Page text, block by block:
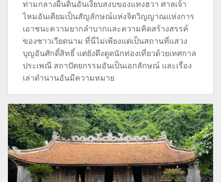
ท่ามกลางผืนดินอันเงียบสงบของแทงฮวา ศาลเจ้า
ไหมอันเตียมเป็นสัญลักษณ์แห่งจิตวิญญาณแห่งการ
เอาชนะความยากลำบากและความคิดสร้างสรรค์
ของชาวเวียดนาม ที่นี่ไม่เพียงแต่เป็นสถานที่แสวง
บุญอันศักดิ์สิทธิ์ แต่ยังดึงดูดนักท่องเที่ยวด้วยเทศกาล
ประเพณี สถาปัตยกรรมอันเป็นเอกลักษณ์ และเรื่อง
เล่าตำนานอันมีความหมาย